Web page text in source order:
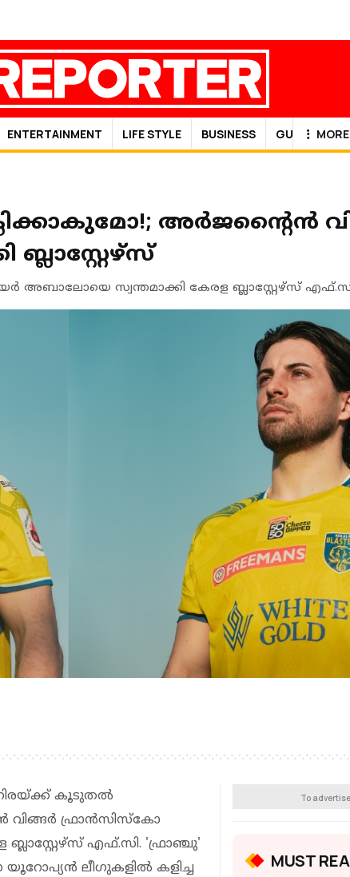
ENTERTAINMENT LIFE STYLE BUSINESS GULF NEWS
MORE
അർജന്റൈൻ
ബ്ലാസ്റ്റേഴ്‌സ്
സ്വന്തമാക്കി കേരള ബ്ലാസ്റ്റേഴ്‌സ്
കൂടുതൽ
വിങ്ങർ ഫ്രാൻസിസ്കോ
എഫ്.സി. 'ഫ്രാഞ്ചു'
യൂറോപ്യൻ ലീഗുകളിൽ കളിച്ച
To
MUST